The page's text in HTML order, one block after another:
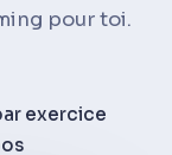
pour toi.
exercice